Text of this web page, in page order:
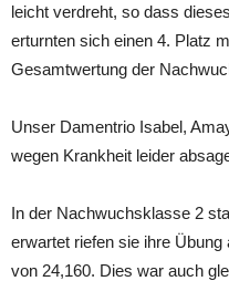
leicht verdreht, so dass
erturnten sich einen 4. Platz
Gesamtwertung der
Unser Damentrio Isabel,
wegen Krankheit leider
In der Nachwuchsklasse 2
erwartet riefen sie ihre Übung
von 24,160. Dies war auch